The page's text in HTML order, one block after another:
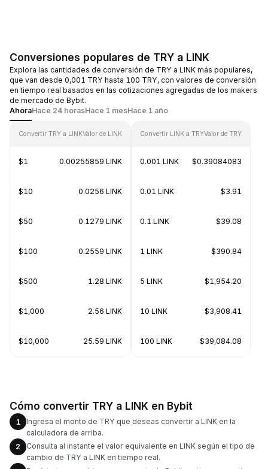
Conversiones populares de TRY a LINK
Explora las cantidades de conversión de TRY a LINK más populares,
que van desde 0,001 TRY hasta 100 TRY, con valores de conversión
en tiempo real basados en las cotizaciones agregadas de los makers
de mercado de Bybit.
AhoraHace 24 horasHace 1 mesHace 1 año
Convertir TRY a LINKValor de LINK
$1 0.00255859 LINK
$10 0.0256 LINK
$50 0.1279 LINK
$100 0.2559 LINK
$500 1.28 LINK
$1,000 2.56 LINK
$10,000 25.59 LINK
Convertir LINK a TRYValor de TRY
0.001 LINK $0.39084083
0.01 LINK $3.91
0.1 LINK $39.08
1 LINK $390.84
5 LINK $1,954.20
10 LINK $3,908.41
100 LINK $39,084.08
Cómo convertir TRY a LINK en Bybit
1
Ingresa el monto de TRY que deseas convertir a LINK en la
calculadora de arriba.
2
Consulta al instante el valor equivalente en LINK según el tipo de
cambio de TRY a LINK en tiempo real.